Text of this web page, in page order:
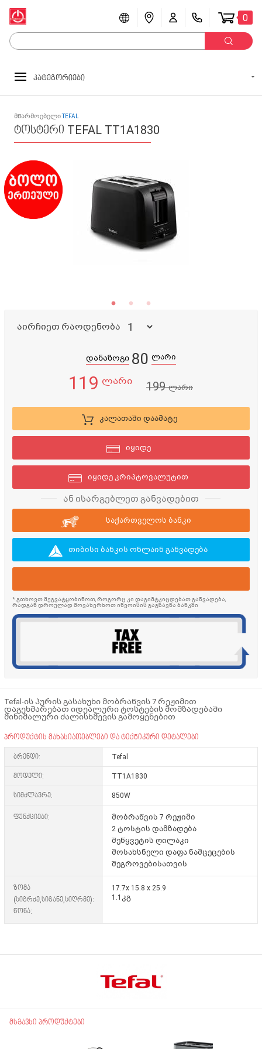
0
კატეგორიები
მწარმოებელიTEFAL
ტოსტერი TEFAL TT1A1830
აირჩიეთ რაოდენობა
დანაზოგი 80 ლარი
119 ლარი 199ლარი
კალათაში დაამატე
იყიდე
იყიდე კრიპტოვალუტით
ან ისარგებლეთ განვადებით
საქართველოს ბანკი
თიბისი ბანკის ონლაინ განვადება
* გთხოვთ შეგვატყობინოთ, როგორც კი დაგიმტკიცდებათ განვადება,
რადგან დროულად მოვახერხოთ ინვოისის გაგზავნა ბანკში
Tefal-ის პურის გასახუხი მობრაწვის 7 რეჟიმით
დაგეხმარებათ იდეალური ტოსტების მომზადებაში
მინიმალური ძალისხმევის გამოყენებით
პროდუქტის მახასიათებლები და ტექნიკური დეტალები
ბრენდი: Tefal
მოდელი: TT1A1830
სიმძლავრე: 850W
ფუნქციები:
მობრაწვის 7 რეჟიმი
2 ტოსტის დამზადება
შეწყვეტის ღილაკი
მოსახსნელი დაფა ნამცეცების
შეგროვებისათვის
ზომა
(სიგრძე,სიგანე,სიღრმე):
წონა:
17.7x 15.8 x 25.9
1.1კგ
მსგავსი პროდუქტები